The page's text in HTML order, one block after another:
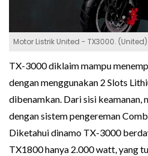
Motor Listrik United - TX3000. (United)
TX-3000 diklaim mampu
dengan menggunakan 2 Slots
dibenamkan. Dari sisi
dengan sistem pengereman
Diketahui dinamo TX-3000
TX1800 hanya 2.000 watt, yang